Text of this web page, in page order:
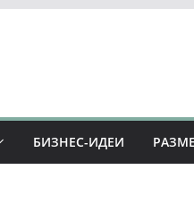
БИЗНЕС-ИДЕИ